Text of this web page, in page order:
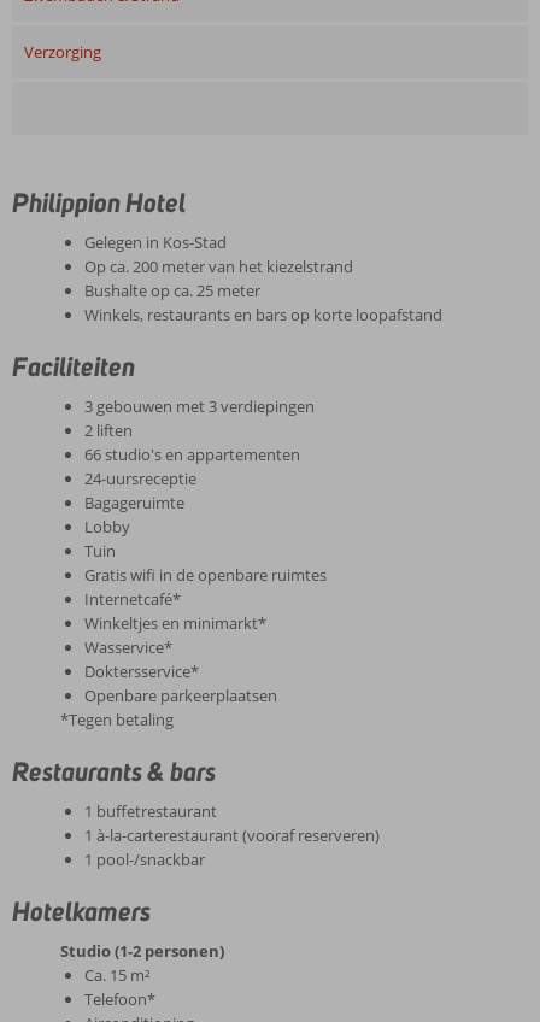
Verzorging
Philippion Hotel
Gelegen in Kos-Stad
Op ca. 200 meter van het kiezelstrand
Bushalte op ca. 25 meter
Winkels, restaurants en bars op korte loopafstand
Faciliteiten
3 gebouwen met 3 verdiepingen
2 liften
66 studio's en appartementen
24-uursreceptie
Bagageruimte
Lobby
Tuin
Gratis wifi in de openbare ruimtes
Internetcafé*
Winkeltjes en minimarkt*
Wasservice*
Doktersservice*
Openbare parkeerplaatsen
*Tegen betaling
Restaurants & bars
1 buffetrestaurant
1 à-la-carterestaurant (vooraf reserveren)
1 pool-/snackbar
Hotelkamers
Studio (1-2 personen)
Ca. 15 m²
Telefoon*